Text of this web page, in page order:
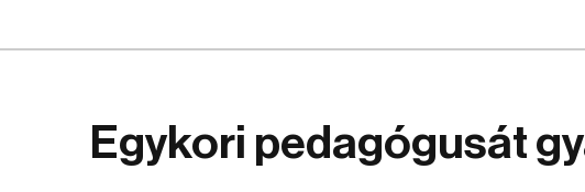
Egykori pedagógusát